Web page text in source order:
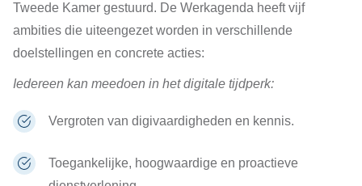
Tweede Kamer gestuurd. De Werkagenda heeft vijf
ambities die uiteengezet worden in verschillende
doelstellingen en concrete acties:
Iedereen kan meedoen in het digitale tijdperk:
Vergroten van digivaardigheden en kennis.
Toegankelijke, hoogwaardige en proactieve